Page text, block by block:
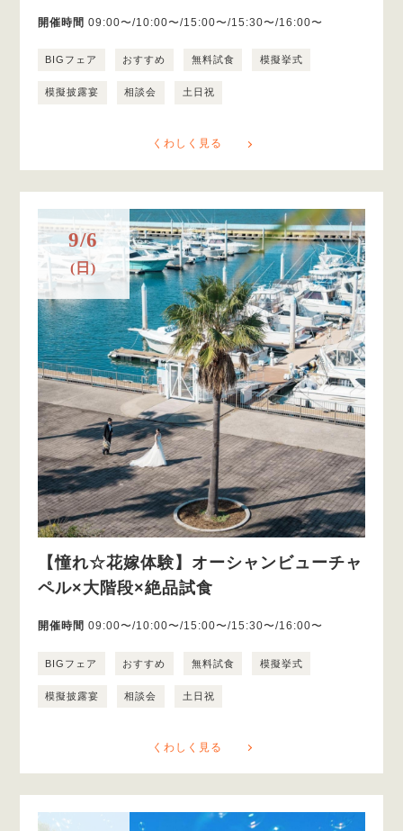
開催時間 09:00〜/10:00〜/15:00〜/15:30〜/16:00〜
BIGフェア おすすめ 無料試食 模擬挙式
模擬披露宴 相談会 土日祝
くわしく見る
9/6
(日)
【憧れ☆花嫁体験】オーシャンビューチャ
ペル×大階段×絶品試食
開催時間 09:00〜/10:00〜/15:00〜/15:30〜/16:00〜
BIGフェア おすすめ 無料試食 模擬挙式
模擬披露宴 相談会 土日祝
くわしく見る